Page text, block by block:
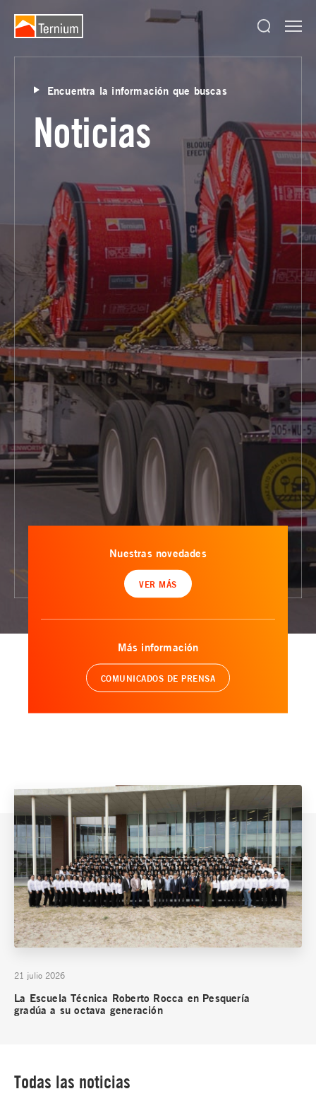
Encuentra la información que buscas
Noticias
Nuestras novedades
VER MÁS
Más información
COMUNICADOS DE PRENSA
21 julio 2026
La Escuela Técnica Roberto Rocca en Pesquería
gradúa a su octava generación
Todas las noticias